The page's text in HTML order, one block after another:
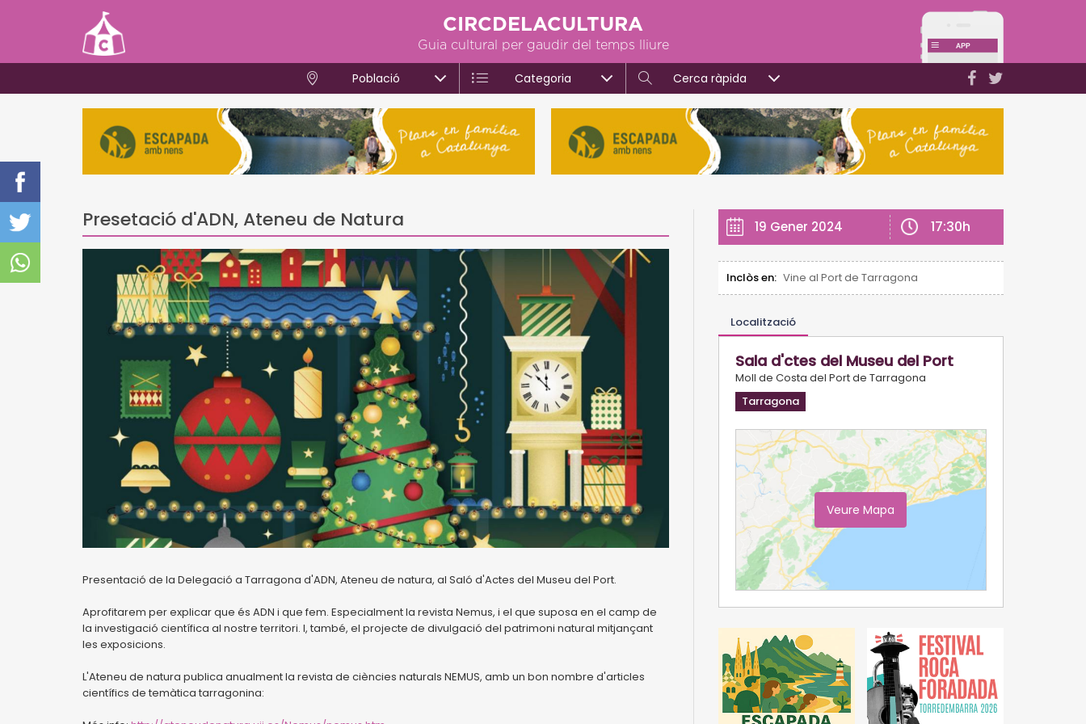
CIRCDELACULTURA
Guia cultural per gaudir del temps lliure
Població Categoria Cerca ràpida
Presetació d'ADN, Ateneu de Natura
Presentació de la Delegació a Tarragona d'ADN, Ateneu de natura, al Saló d'Actes del Museu del Port.
Aprofitarem per explicar que és ADN i que fem. Especialment la revista Nemus, i el que suposa en el camp de
la investigació científica al nostre territori. I, també, el projecte de divulgació del patrimoni natural mitjançant
les exposicions.
L'Ateneu de natura publica anualment la revista de ciències naturals NEMUS, amb un bon nombre d'articles
científics de temàtica tarragonina:
19 Gener 2024 17:30h
Inclòs en: Vine al Port de Tarragona
Localització
Sala d'ctes del Museu del Port
Moll de Costa del Port de Tarragona
Tarragona
Veure Mapa